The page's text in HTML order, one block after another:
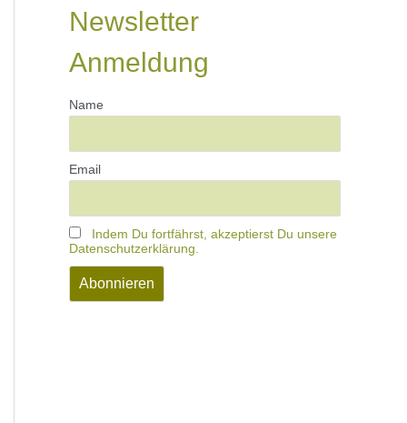
Newsletter
Anmeldung
Name
Email
Indem Du fortfährst, akzeptierst Du unsere
Datenschutzerklärung.